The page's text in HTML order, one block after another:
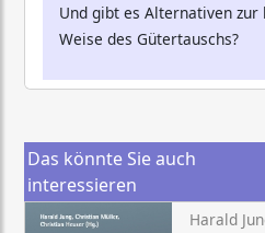
Und gibt es Alternativen
Weise des Gütertauschs?
Das könnte Sie auch
interessieren